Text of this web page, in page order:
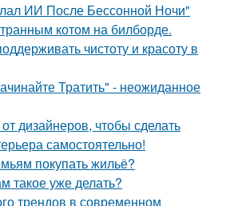
ИИ После Бессонной Ночи"
котом на билборде.
чистоту и красоту в
Тратить" - неожиданное
дизайнеров, чтобы сделать
самостоятельно!
покупать жильё?
такое уже делать?
трендов в современном